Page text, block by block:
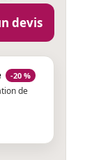
devis
-20 %
de